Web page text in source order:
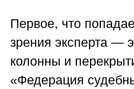
Первое, что
зрения эксперта —
колонны и
«Федерация